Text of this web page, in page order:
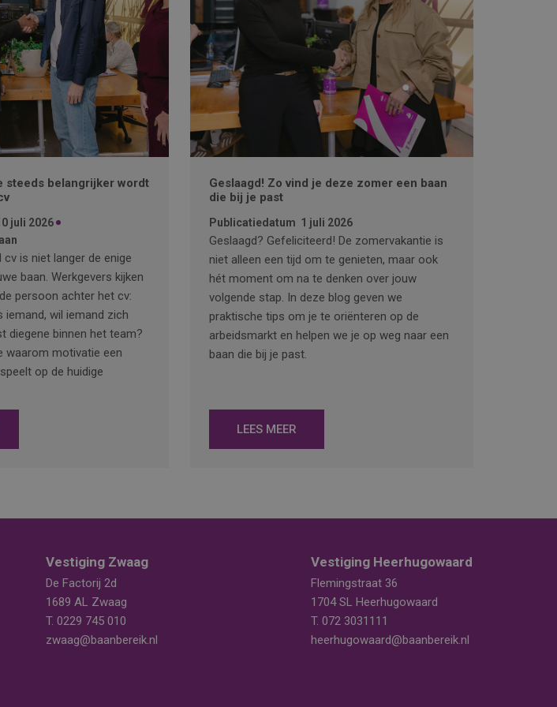
steeds belangrijker wordt
juli 2026
cv is niet langer de enige
baan. Werkgevers kijken
persoon achter het cv:
iemand, wil iemand zich
diegene binnen het team?
waarom motivatie een
op de huidige
Geslaagd! Zo vind je deze zomer een baan
die bij je past
Publicatiedatum 1 juli 2026
Geslaagd? Gefeliciteerd! De zomervakantie is
niet alleen een tijd om te genieten, maar ook
hét moment om na te denken over jouw
volgende stap. In deze blog geven we
praktische tips om je te oriënteren op de
arbeidsmarkt en helpen we je op weg naar een
baan die bij je past.
LEES MEER
Vestiging Zwaag
De Factorij 2d
1689 AL Zwaag
T. 0229 745 010
zwaag@baanbereik.nl
Vestiging Heerhugowaard
Flemingstraat 36
1704 SL Heerhugowaard
T. 072 3031111
heerhugowaard@baanbereik.nl